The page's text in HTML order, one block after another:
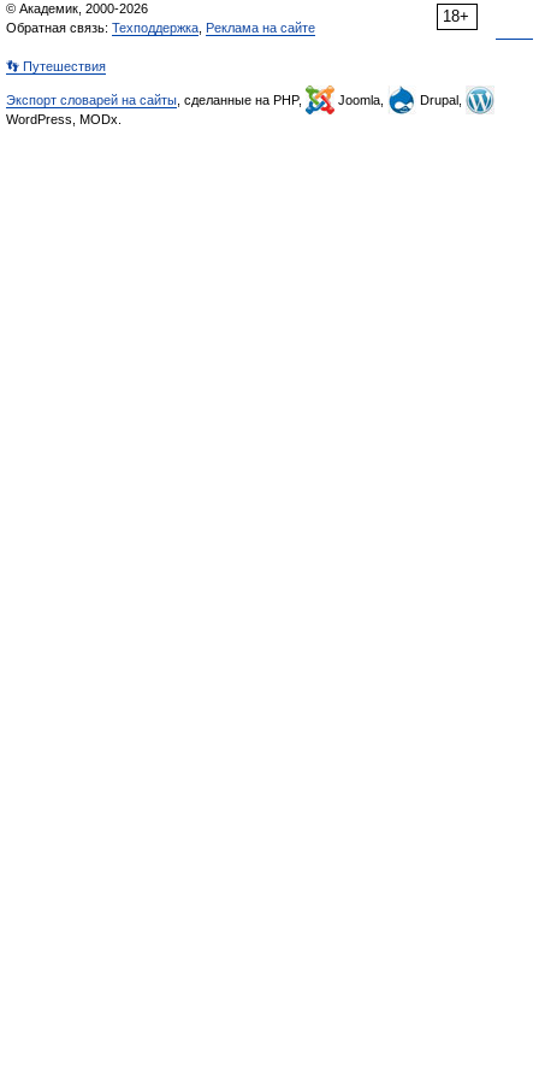
18+
© Академик, 2000-2026
Обратная связь: Техподдержка Реклама на сайте
👣 Путешествия
Экспорт словарей на сайты , сделанные на PHP, Joomla,
Drupal,
WordPress, MODx.